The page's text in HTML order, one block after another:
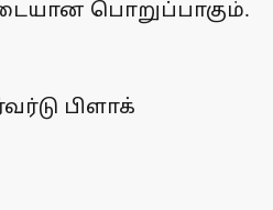
பொறுப்பாகும்.
பிளாக்